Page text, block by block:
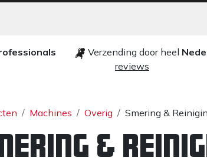
Verzending door heel
reviews​
Machines Overig Smering &
&